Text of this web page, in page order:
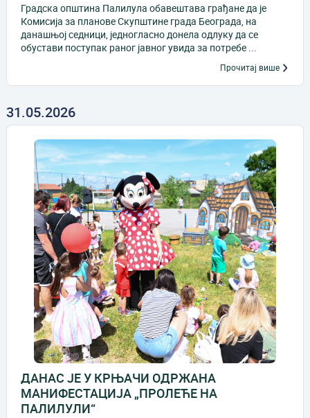
Градска општина Палилула обавештава грађане да је
Комисија за планове Скупштине града Београда, на
данашњој седници, једногласно донела одлуку да се
обустави поступак раног јавног увида за потребе ...
Прочитај више
31.05.2026
ДАНАС ЈЕ У КРЊАЧИ ОДРЖАНА
МАНИФЕСТАЦИЈА „ПРОЛЕЋЕ НА
ПАЛИЛУЛИ“